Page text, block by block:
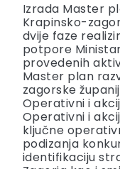
Izrada Master
Krapinsko-
dvije faze
potpore
provedenih
Master plan
zagorske
Operativni i
Operativni i
ključne
podizanja
identifikaciju